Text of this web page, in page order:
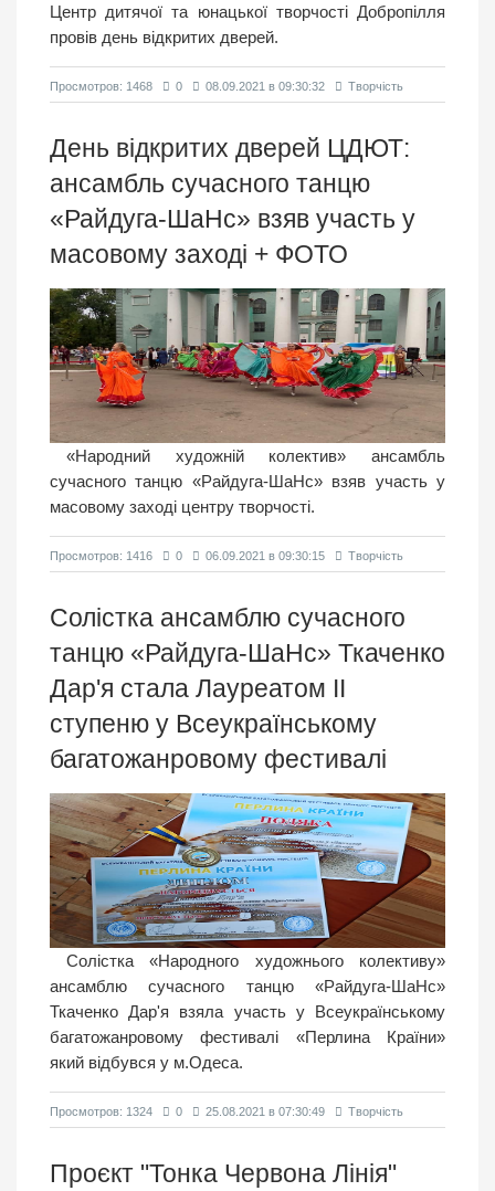
Центр дитячої та юнацької творчості Добропілля
провів день відкритих дверей.
Просмотров: 1468 0 08.09.2021 в 09:30:32 Творчість
День відкритих дверей ЦДЮТ:
ансамбль сучасного танцю
«Райдуга-ШаНс» взяв участь у
масовому заході + ФОТО
«Народний художній колектив» ансамбль
сучасного танцю «Райдуга-ШаНс» взяв участь у
масовому заході центру творчості.
Просмотров: 1416 0 06.09.2021 в 09:30:15 Творчість
Солістка ансамблю сучасного
танцю «Райдуга-ШаНс» Ткаченко
Дар'я стала Лауреатом ІІ
ступеню у Всеукраїнському
багатожанровому фестивалі
Солістка «Народного художнього колективу»
ансамблю сучасного танцю «Райдуга-ШаНс»
Ткаченко Дар'я взяла участь у Всеукраїнському
багатожанровому фестивалі «Перлина Країни»
який відбувся у м.Одеса.
Просмотров: 1324 0 25.08.2021 в 07:30:49 Творчість
Проєкт "Тонка Червона Лінія"